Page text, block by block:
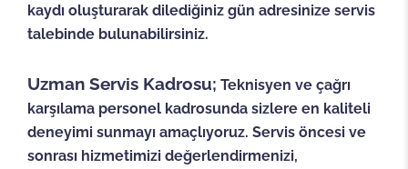
kaydı oluşturarak dilediğiniz gün adresinize servis
talebinde bulunabilirsiniz.
Uzman Servis Kadrosu; Teknisyen ve çağrı
karşılama personel kadrosunda sizlere en kaliteli
deneyimi sunmayı amaçlıyoruz. Servis öncesi ve
sonrası hizmetimizi değerlendirmenizi,